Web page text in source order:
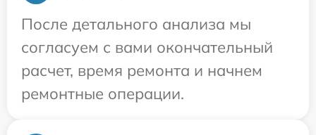
После детального анализа мы
согласуем с вами окончательный
расчет, время ремонта и начнем
ремонтные операции.